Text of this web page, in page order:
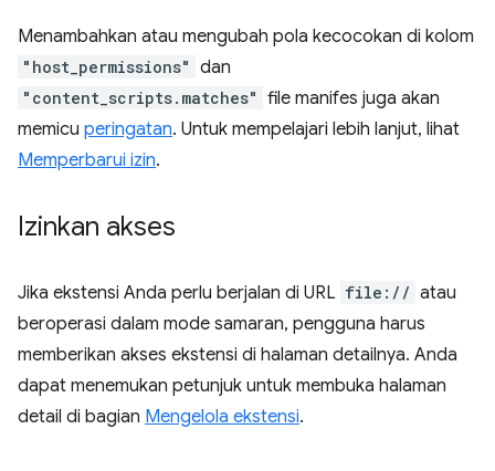
Menambahkan atau mengubah pola kecocokan di kolom
"host_permissions" dan
"content_scripts.matches" file manifes juga akan
memicu peringatan. Untuk mempelajari lebih lanjut, lihat
Memperbarui izin.
Izinkan akses
Jika ekstensi Anda perlu berjalan di URL file:// atau
beroperasi dalam mode samaran, pengguna harus
memberikan akses ekstensi di halaman detailnya. Anda
dapat menemukan petunjuk untuk membuka halaman
detail di bagian Mengelola ekstensi.